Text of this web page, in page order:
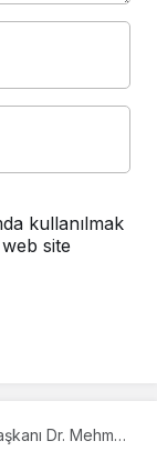
kullanılmak
site
Dr. Mehmet